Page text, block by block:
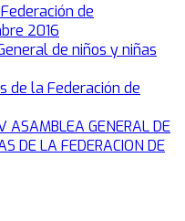
de
2016
de niños y niñas
de la Federación de
ASAMBLEA GENERAL DE
DE LA FEDERACION DE